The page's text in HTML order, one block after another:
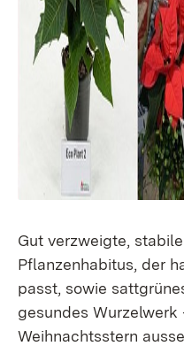
Gut verzweigte,
Pflanzenhabitus, der
passt, sowie
gesundes
Weihnachtsstern